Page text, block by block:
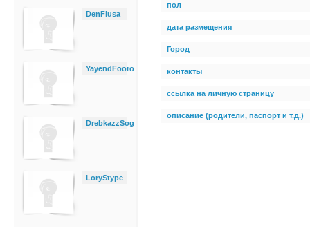
DenFlusa
YayendFooro
DrebkazzSog
LoryStype
пол
дата размещения
Город
контакты
ссылка на личную страницу
описание (родители, паспорт и т.д.)